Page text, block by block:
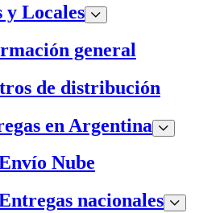
y Locales
general
de distribución
en Argentina
Nube
nacionales